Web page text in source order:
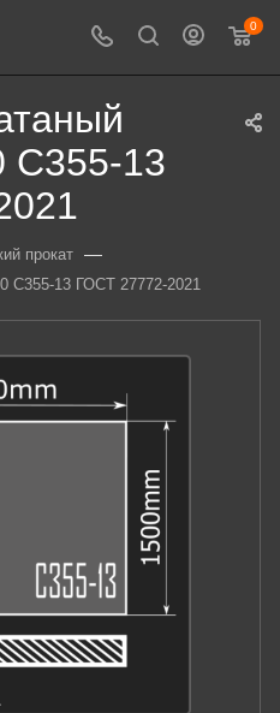
0
С355-13
прокат —
С355-13 ГОСТ 27772-2021